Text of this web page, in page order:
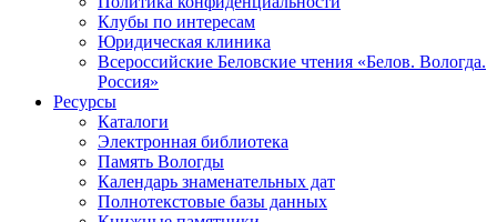
Клубы по интересам
Юридическая клиника
Всероссийские Беловские чтения «Белов. Вологда.
Россия»
Ресурсы
Каталоги
Электронная библиотека
Память Вологды
Календарь знаменательных дат
Полнотекстовые базы данных